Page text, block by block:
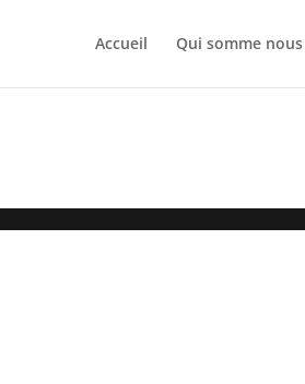
Accueil Qui somme nous